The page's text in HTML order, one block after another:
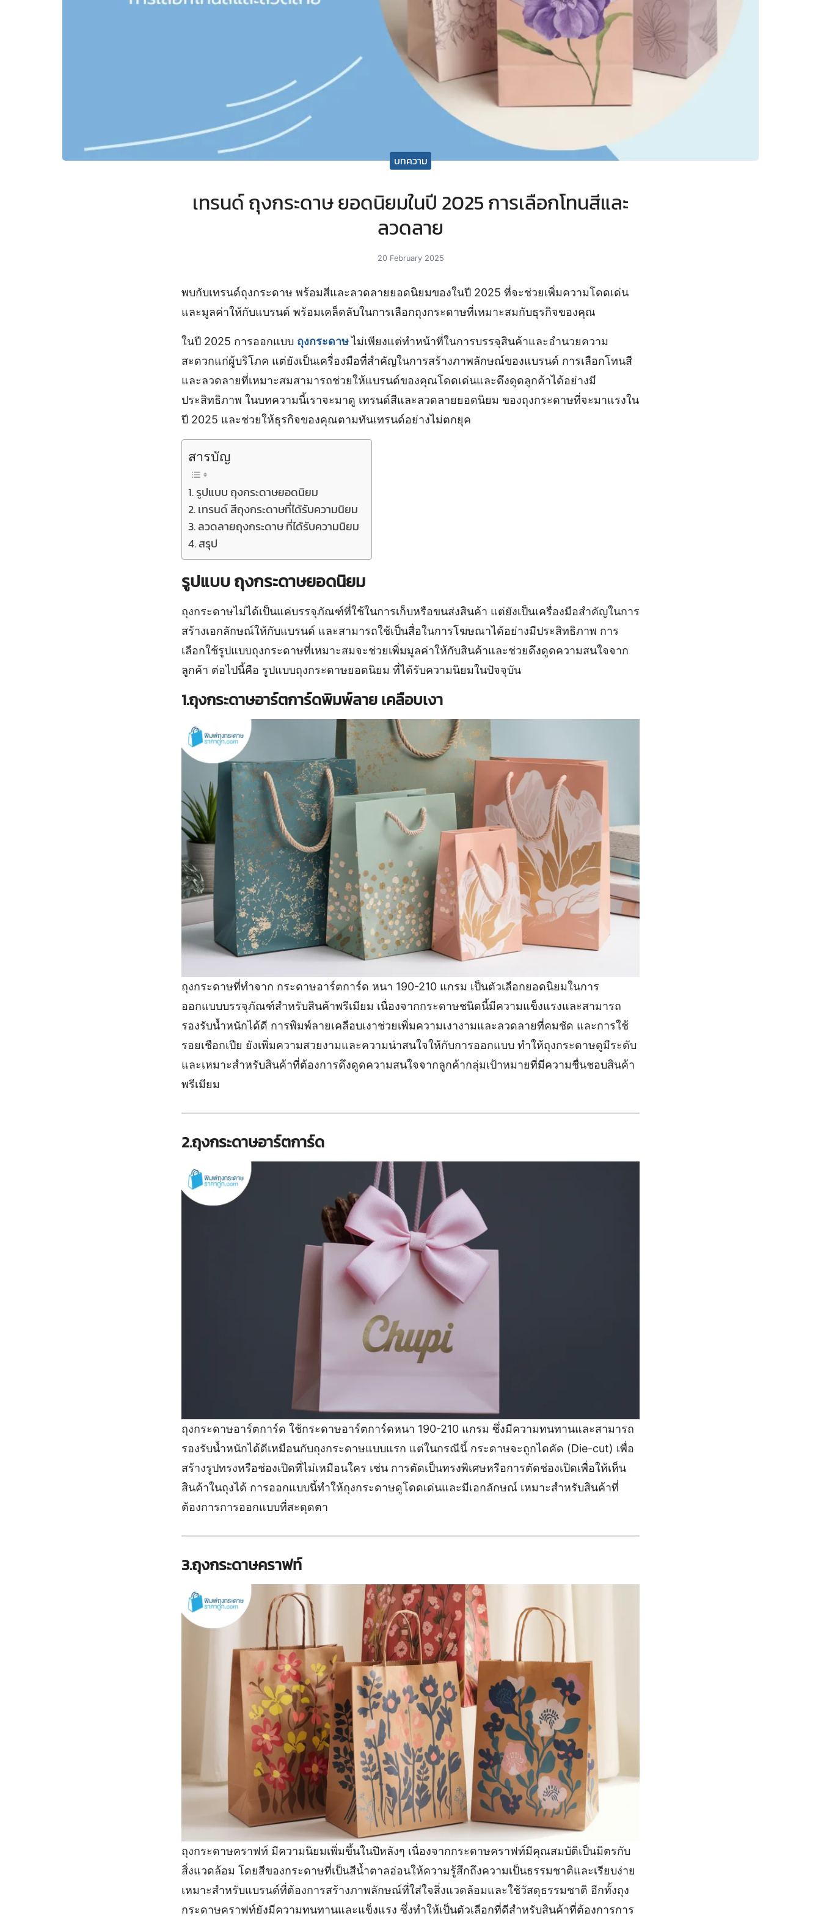
บทความ
เทรนด์ ถุงกระดาษ ยอดนิยมในปี 2025 การเลือกโทนสีและ
ลวดลาย
20 February 2025
พบกับเทรนด์ถุงกระดาษ พร้อมสีและลวดลายยอดนิยมของในปี 2025 ที่จะช่วยเพิ่มความโดดเด่น
และมูลค่าให้กับแบรนด์ พร้อมเคล็ดลับในการเลือกถุงกระดาษที่เหมาะสมกับธุรกิจของคุณ
ในปี 2025 การออกแบบ ถุงกระดาษไม่เพียงแต่ทำหน้าที่ในการบรรจุสินค้าและอำนวยความ
สะดวกแก่ผู้บริโภค แต่ยังเป็นเครื่องมือที่สำคัญในการสร้างภาพลักษณ์ของแบรนด์ การเลือกโทนสี
และลวดลายที่เหมาะสมสามารถช่วยให้แบรนด์ของคุณโดดเด่นและดึงดูดลูกค้าได้อย่างมี
ประสิทธิภาพ ในบทความนี้เราจะมาดู เทรนด์สีและลวดลายยอดนิยม ของถุงกระดาษที่จะมาแรงใน
ปี 2025 และช่วยให้ธุรกิจของคุณตามทันเทรนด์อย่างไม่ตกยุค
สารบัญ
รูปแบบ ถุงกระดาษยอดนิยม
เทรนด์ สีถุงกระดาษที่ได้รับความนิยม
ลวดลายถุงกระดาษ ที่ได้รับความนิยม
สรุป
รูปแบบ ถุงกระดาษยอดนิยม
ถุงกระดาษไม่ได้เป็นแค่บรรจุภัณฑ์ที่ใช้ในการเก็บหรือขนส่งสินค้า แต่ยังเป็นเครื่องมือสำคัญในการ
สร้างเอกลักษณ์ให้กับแบรนด์ และสามารถใช้เป็นสื่อในการโฆษณาได้อย่างมีประสิทธิภาพ การ
เลือกใช้รูปแบบถุงกระดาษที่เหมาะสมจะช่วยเพิ่มมูลค่าให้กับสินค้าและช่วยดึงดูดความสนใจจาก
ลูกค้า ต่อไปนี้คือ รูปแบบถุงกระดาษยอดนิยม ที่ได้รับความนิยมในปัจจุบัน
1.ถุงกระดาษอาร์ตการ์ดพิมพ์ลาย เคลือบเงา
ถุงกระดาษที่ทำจาก กระดาษอาร์ตการ์ด หนา 190-210 แกรม เป็นตัวเลือกยอดนิยมในการ
ออกแบบบรรจุภัณฑ์สำหรับสินค้าพรีเมียม เนื่องจากกระดาษชนิดนี้มีความแข็งแรงและสามารถ
รองรับน้ำหนักได้ดี การพิมพ์ลายเคลือบเงาช่วยเพิ่มความเงางามและลวดลายที่คมชัด และการใช้
รอยเชือกเปีย ยังเพิ่มความสวยงามและความน่าสนใจให้กับการออกแบบ ทำให้ถุงกระดาษดูมีระดับ
และเหมาะสำหรับสินค้าที่ต้องการดึงดูดความสนใจจากลูกค้ากลุ่มเป้าหมายที่มีความชื่นชอบสินค้า
พรีเมียม
2.ถุงกระดาษอาร์ตการ์ด
ถุงกระดาษอาร์ตการ์ด ใช้กระดาษอาร์ตการ์ดหนา 190-210 แกรม ซึ่งมีความทนทานและสามารถ
รองรับน้ำหนักได้ดีเหมือนกับถุงกระดาษแบบแรก แต่ในกรณีนี้ กระดาษจะถูกไดคัด (Die-cut) เพื่อ
สร้างรูปทรงหรือช่องเปิดที่ไม่เหมือนใคร เช่น การตัดเป็นทรงพิเศษหรือการตัดช่องเปิดเพื่อให้เห็น
สินค้าในถุงได้ การออกแบบนี้ทำให้ถุงกระดาษดูโดดเด่นและมีเอกลักษณ์ เหมาะสำหรับสินค้าที่
ต้องการการออกแบบที่สะดุดตา
3.ถุงกระดาษคราฟท์
ถุงกระดาษคราฟท์ มีความนิยมเพิ่มขึ้นในปีหลังๆ เนื่องจากกระดาษคราฟท์มีคุณสมบัติเป็นมิตรกับ
สิ่งแวดล้อม โดยสีของกระดาษที่เป็นสีน้ำตาลอ่อนให้ความรู้สึกถึงความเป็นธรรมชาติและเรียบง่าย
เหมาะสำหรับแบรนด์ที่ต้องการสร้างภาพลักษณ์ที่ใส่ใจสิ่งแวดล้อมและใช้วัสดุธรรมชาติ อีกทั้งถุง
กระดาษคราฟท์ยังมีความทนทานและแข็งแรง ซึ่งทำให้เป็นตัวเลือกที่ดีสำหรับสินค้าที่ต้องการการ